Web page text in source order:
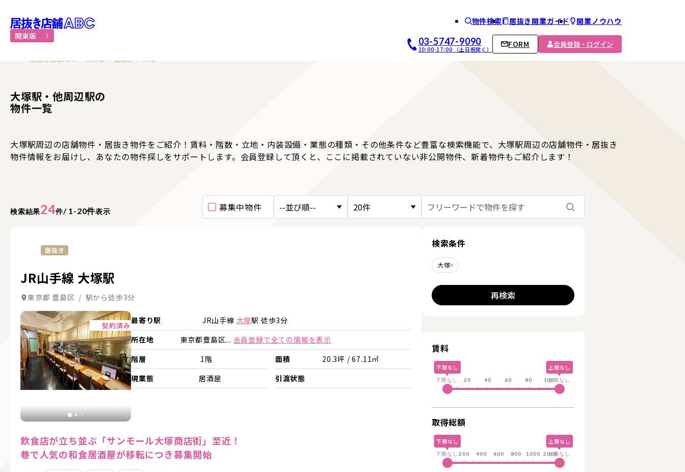
居抜き物件・貸店舗での飲食店開業｜居抜き店舗ABCホーム
関東版
物件検索 居抜き開業ガイド 開業ノウハウ
03-5747-9090
10:00-17:00 （土日祝除く）
FORM 会員登録・ログイン
居抜き店舗ABC 東京都 豊島区 大塚
大塚駅・他周辺駅の
物件一覧
大塚駅周辺の店舗物件・居抜き物件をご紹介！賃料・階数・立地・内装設備・業態の種類・その他条件など豊富な検索機能で、大塚駅周辺の店舗物件・居抜き
物件情報をお届けし、あなたの物件探しをサポートします。会員登録して頂くと、ここに掲載されていない非公開物件、新着物件もご紹介します！
検索結果24件/ 1-20件表示 募集中物件
居抜き
JR山手線 大塚駅
東京都 豊島区 / 駅から徒歩3分
契約済み
詳細を見る 詳細を見る
最寄り駅 JR山手線 大塚駅 徒歩3分
所在地
東京都豊島区... 会員登録で全ての情報を表示
階層
1階 面積
20.3坪 / 67.11㎡
現業態
居酒屋 引渡状態
飲食店が立ち並ぶ「サンモール大塚商店街」至近！
巷で人気の和食居酒屋が移転につき募集開始
検索する
検索条件
大塚削除する
再検索
賃料
下限なし 上限なし
下限なし 20 40 60 80 100
上限なし
取得総額
下限なし 上限なし
下限なし 200 400 600 800 1000 2000
上限なし